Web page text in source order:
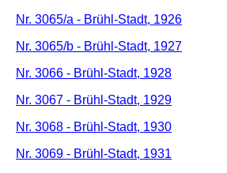
Nr. 3065/a - Brühl-Stadt, 1926
Nr. 3065/b - Brühl-Stadt, 1927
Nr. 3066 - Brühl-Stadt, 1928
Nr. 3067 - Brühl-Stadt, 1929
Nr. 3068 - Brühl-Stadt, 1930
Nr. 3069 - Brühl-Stadt, 1931